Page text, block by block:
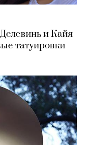
и Кайя
татуировки